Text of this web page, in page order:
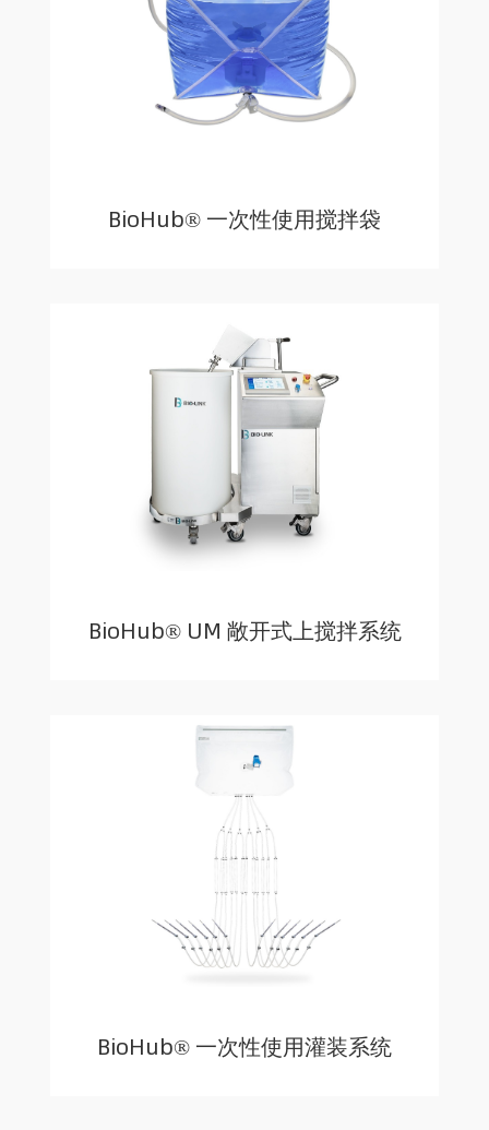
BioHub® 一次性使用搅拌袋
BioHub® UM 敞开式上搅拌系统
BioHub® 一次性使用灌装系统